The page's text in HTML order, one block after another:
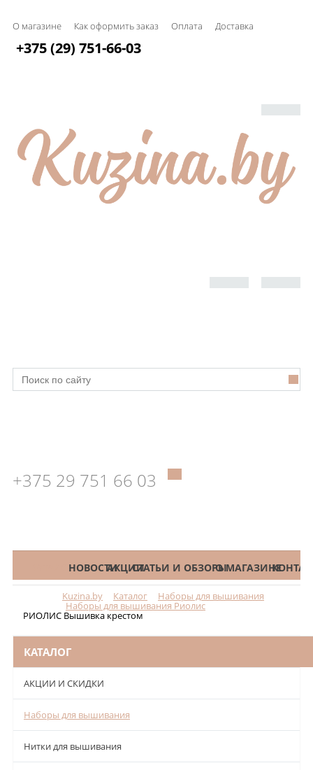
О магазине Как оформить заказ Оплата Доставка
+375 (29) 751-66-03
+375 29 751 66 03
КАТАЛОГНОВОСТИАКЦИИСТАТЬИ И ОБЗОРЫО МАГАЗИНЕ
Kuzina.by Каталог Наборы для вышивания
Наборы для вышивания Риолис
РИОЛИС Вышивка крестом
КАТАЛОГ
АКЦИИ И СКИДКИ
Наборы для вышивания
Нитки для вышивания